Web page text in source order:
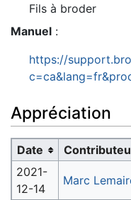
Fils à broder
Manuel :
https://
Appréciation
Date
2021-
12-14
Marc